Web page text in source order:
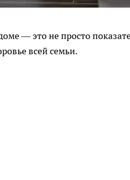
— это не просто
всей семьи.